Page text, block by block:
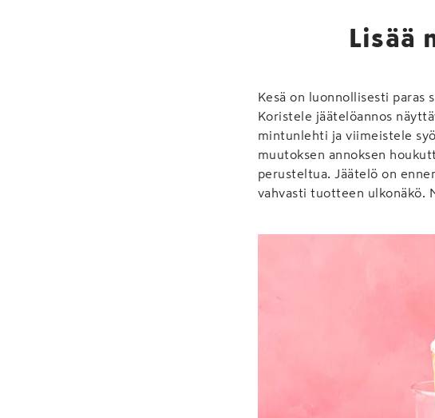
Lisää
Kesä on luonnollisesti paras
Koristele jäätelöannos
mintunlehti ja viimeistele
muutoksen annoksen
perusteltua. Jäätelö on
vahvasti tuotteen ulkonäkö.